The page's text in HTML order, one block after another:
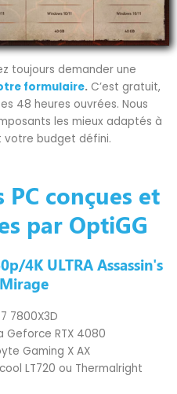
toujours demander une
formulaire. C’est gratuit,
48 heures ouvrées. Nous
les mieux adaptés à
votre budget défini.
conçues et
par OptiGG
4K ULTRA Assassin's
7800X3D
Geforce RTX 4080
Gaming X AX
LT720 ou Thermalright